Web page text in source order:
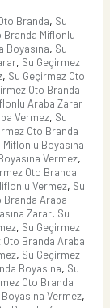
Olarak
Branda, Su
Branda Miflonlu
Boyasına, Su
, Su Geçirmez
, Su Geçirmez Oto
Oto Branda
Araba Zarar
Vermez, Su
Oto Branda
Boyasına
Vermez,
Oto Branda
Vermez, Su
Branda Araba
Zarar, Su
, Su Geçirmez
Oto Branda Araba
, Su Geçirmez
Boyasına, Su
Oto Branda
Vermez,